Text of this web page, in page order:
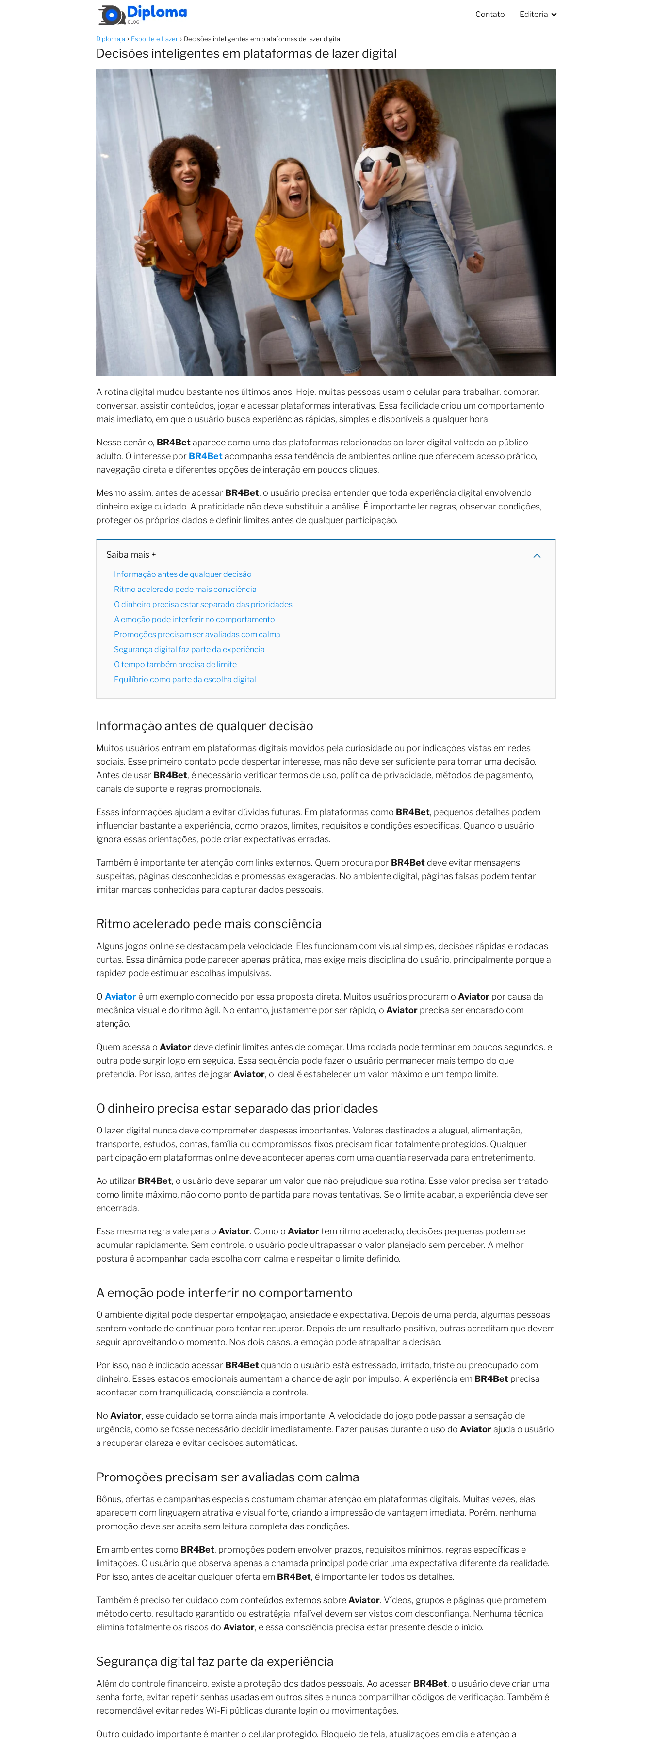
Contato Editoria
Diplomaja Esporte e Lazer Decisões inteligentes em plataformas de lazer digital
Decisões inteligentes em plataformas de lazer digital
A rotina digital mudou bastante nos últimos anos. Hoje, muitas pessoas usam o celular para trabalhar, comprar,
conversar, assistir conteúdos, jogar e acessar plataformas interativas. Essa facilidade criou um comportamento
mais imediato, em que o usuário busca experiências rápidas, simples e disponíveis a qualquer hora.
Nesse cenário, BR4Betaparece como uma das plataformas relacionadas ao lazer digital voltado ao público
adulto. O interesse por BR4Betacompanha essa tendência de ambientes online que oferecem acesso prático,
navegação direta e diferentes opções de interação em poucos cliques.
Mesmo assim, antes de acessar BR4Bet, o usuário precisa entender que toda experiência digital envolvendo
dinheiro exige cuidado. A praticidade não deve substituir a análise. É importante ler regras, observar condições,
proteger os próprios dados e definir limites antes de qualquer participação.
Saiba mais +
Informação antes de qualquer decisão
Ritmo acelerado pede mais consciência
O dinheiro precisa estar separado das prioridades
A emoção pode interferir no comportamento
Promoções precisam ser avaliadas com calma
Segurança digital faz parte da experiência
O tempo também precisa de limite
Equilíbrio como parte da escolha digital
Informação antes de qualquer decisão
Muitos usuários entram em plataformas digitais movidos pela curiosidade ou por indicações vistas em redes
sociais. Esse primeiro contato pode despertar interesse, mas não deve ser suficiente para tomar uma decisão.
Antes de usar BR4Bet, é necessário verificar termos de uso, política de privacidade, métodos de pagamento,
canais de suporte e regras promocionais.
Essas informações ajudam a evitar dúvidas futuras. Em plataformas como BR4Bet, pequenos detalhes podem
influenciar bastante a experiência, como prazos, limites, requisitos e condições específicas. Quando o usuário
ignora essas orientações, pode criar expectativas erradas.
Também é importante ter atenção com links externos. Quem procura por BR4Bet deve evitar mensagens
suspeitas, páginas desconhecidas e promessas exageradas. No ambiente digital, páginas falsas podem tentar
imitar marcas conhecidas para capturar dados pessoais.
Ritmo acelerado pede mais consciência
Alguns jogos online se destacam pela velocidade. Eles funcionam com visual simples, decisões rápidas e rodadas
curtas. Essa dinâmica pode parecer apenas prática, mas exige mais disciplina do usuário, principalmente porque a
rapidez pode estimular escolhas impulsivas.
O Aviator é um exemplo conhecido por essa proposta direta. Muitos usuários procuram o Aviator por causa da
mecânica visual e do ritmo ágil. No entanto, justamente por ser rápido, o Aviator precisa ser encarado com
atenção.
Quem acessa o Aviator deve definir limites antes de começar. Uma rodada pode terminar em poucos segundos, e
outra pode surgir logo em seguida. Essa sequência pode fazer o usuário permanecer mais tempo do que
pretendia. Por isso, antes de jogarAviator, o ideal é estabelecer um valor máximo e um tempo limite.
O dinheiro precisa estar separado das prioridades
O lazer digital nunca deve comprometer despesas importantes. Valores destinados a aluguel, alimentação,
transporte, estudos, contas, família ou compromissos fixos precisam ficar totalmente protegidos. Qualquer
participação em plataformas online deve acontecer apenas com uma quantia reservada para entretenimento.
Ao utilizar BR4Bet, o usuário deve separar um valor que não prejudique sua rotina. Esse valor precisa ser tratado
como limite máximo, não como ponto de partida para novas tentativas. Se o limite acabar, a experiência deve ser
encerrada.
Essa mesma regra vale para o Aviator. Como o Aviatortem ritmo acelerado, decisões pequenas podem se
acumular rapidamente. Sem controle, o usuário pode ultrapassar o valor planejado sem perceber. A melhor
postura é acompanhar cada escolha com calma e respeitar o limite definido.
A emoção pode interferir no comportamento
O ambiente digital pode despertar empolgação, ansiedade e expectativa. Depois de uma perda, algumas pessoas
sentem vontade de continuar para tentar recuperar. Depois de um resultado positivo, outras acreditam que devem
seguir aproveitando o momento. Nos dois casos, a emoção pode atrapalhar a decisão.
Por isso, não é indicado acessar BR4Bet quando o usuário está estressado, irritado, triste ou preocupado com
dinheiro. Esses estados emocionais aumentam a chance de agir por impulso. A experiência em BR4Bet precisa
acontecer com tranquilidade, consciência e controle.
No Aviator, esse cuidado se torna ainda mais importante. A velocidade do jogo pode passar a sensação de
urgência, como se fosse necessário decidir imediatamente. Fazer pausas durante o uso do Aviatorajuda o usuário
a recuperar clareza e evitar decisões automáticas.
Promoções precisam ser avaliadas com calma
Bônus, ofertas e campanhas especiais costumam chamar atenção em plataformas digitais. Muitas vezes, elas
aparecem com linguagem atrativa e visual forte, criando a impressão de vantagem imediata. Porém, nenhuma
promoção deve ser aceita sem leitura completa das condições.
Em ambientes como BR4Bet, promoções podem envolver prazos, requisitos mínimos, regras específicas e
limitações. O usuário que observa apenas a chamada principal pode criar uma expectativa diferente da realidade.
Por isso, antes de aceitar qualquer oferta em BR4Bet, é importante ler todos os detalhes.
Também é preciso ter cuidado com conteúdos externos sobreAviator. Vídeos, grupos e páginas que prometem
método certo, resultado garantido ou estratégia infalível devem ser vistos com desconfiança. Nenhuma técnica
elimina totalmente os riscos do Aviator, e essa consciência precisa estar presente desde o início.
Segurança digital faz parte da experiência
Além do controle financeiro, existe a proteção dos dados pessoais. Ao acessar BR4Bet, o usuário deve criar uma
senha forte, evitar repetir senhas usadas em outros sites e nunca compartilhar códigos de verificação. Também é
recomendável evitar redes Wi-Fi públicas durante login ou movimentações.
Outro cuidado importante é manter o celular protegido. Bloqueio de tela, atualizações em dia e atenção a